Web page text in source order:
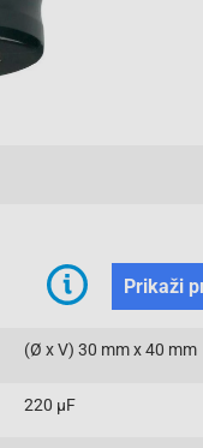
Prikaži
(Ø x V) 30 mm x 40 mm
220 µF